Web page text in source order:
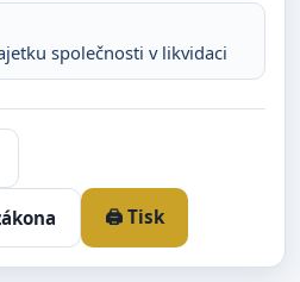
společnosti v likvidaci
🖨️ Tisk